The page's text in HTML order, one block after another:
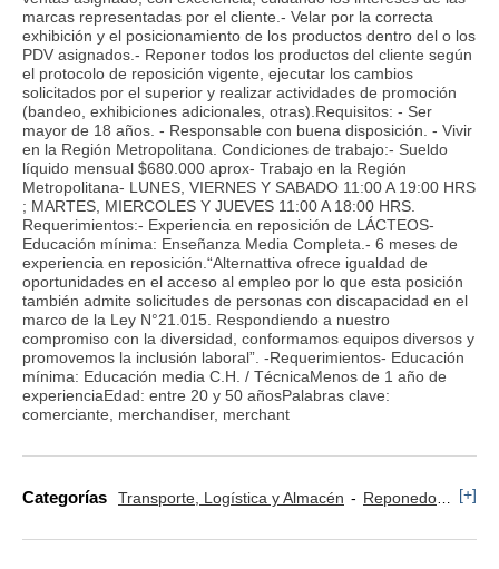
marcas representadas por el cliente.- Velar por la correcta
exhibición y el posicionamiento de los productos dentro del o los
PDV asignados.- Reponer todos los productos del cliente según
el protocolo de reposición vigente, ejecutar los cambios
solicitados por el superior y realizar actividades de promoción
(bandeo, exhibiciones adicionales, otras).Requisitos: - Ser
mayor de 18 años. - Responsable con buena disposición. - Vivir
en la Región Metropolitana. Condiciones de trabajo:- Sueldo
líquido mensual $680.000 aprox- Trabajo en la Región
Metropolitana- LUNES, VIERNES Y SABADO 11:00 A 19:00 HRS
; MARTES, MIERCOLES Y JUEVES 11:00 A 18:00 HRS.
Requerimientos:- Experiencia en reposición de LÁCTEOS-
Educación mínima: Enseñanza Media Completa.- 6 meses de
experiencia en reposición.“Alternattiva ofrece igualdad de
oportunidades en el acceso al empleo por lo que esta posición
también admite solicitudes de personas con discapacidad en el
marco de la Ley N°21.015. Respondiendo a nuestro
compromiso con la diversidad, conformamos equipos diversos y
promovemos la inclusión laboral”. -Requerimientos- Educación
mínima: Educación media C.H. / TécnicaMenos de 1 año de
experienciaEdad: entre 20 y 50 añosPalabras clave:
comerciante, merchandiser, merchant
Categorías Transporte, Logística y Almacén Reponedor y Cajero [+]